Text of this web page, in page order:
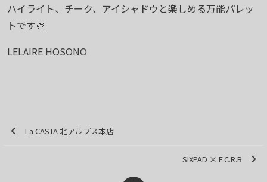
ハイライト、チーク、アイシャドウと楽しめる万能パレッ
トです🎨
LELAIRE HOSONO
La CASTA 北アルプス本店
SIXPAD × F.C.R.B